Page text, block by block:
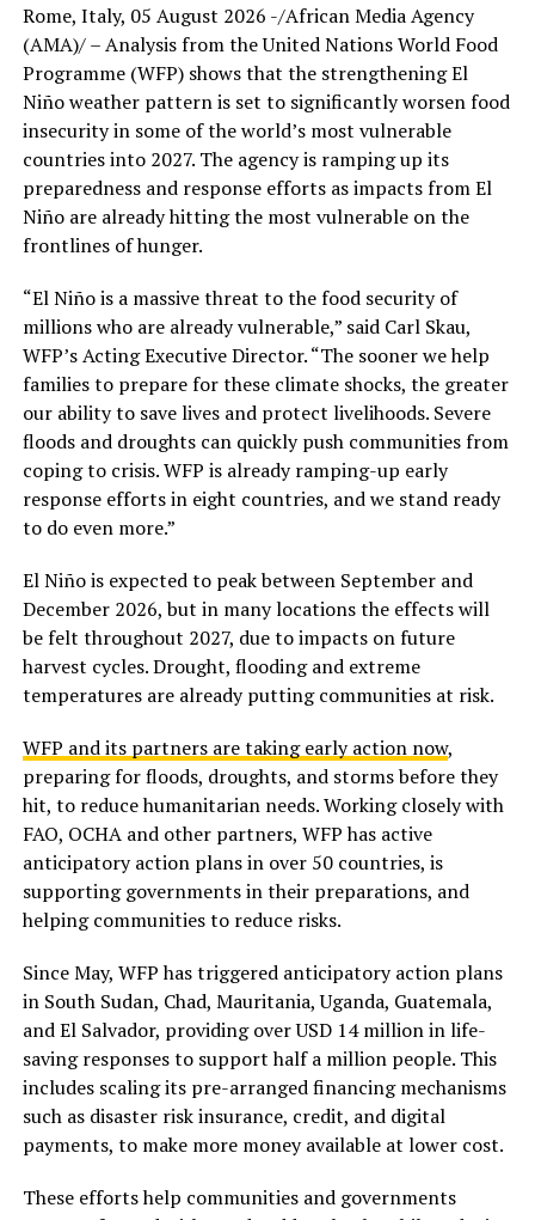
Rome, Italy, 05 August 2026 -/African Media Agency
(AMA)/ – Analysis from the United Nations World Food
Programme (WFP) shows that the strengthening El
Niño weather pattern is set to significantly worsen food
insecurity in some of the world’s most vulnerable
countries into 2027. The agency is ramping up its
preparedness and response efforts as impacts from El
Niño are already hitting the most vulnerable on the
frontlines of hunger.
“El Niño is a massive threat to the food security of
millions who are already vulnerable,” said Carl Skau,
WFP’s Acting Executive Director. “The sooner we help
families to prepare for these climate shocks, the greater
our ability to save lives and protect livelihoods. Severe
floods and droughts can quickly push communities from
coping to crisis. WFP is already ramping-up early
response efforts in eight countries, and we stand ready
to do even more.”
El Niño is expected to peak between September and
December 2026, but in many locations the effects will
be felt throughout 2027, due to impacts on future
harvest cycles. Drought, flooding and extreme
temperatures are already putting communities at risk.
WFP and its partners are taking early action now,
preparing for floods, droughts, and storms before they
hit, to reduce humanitarian needs. Working closely with
FAO, OCHA and other partners, WFP has active
anticipatory action plans in over 50 countries, is
supporting governments in their preparations, and
helping communities to reduce risks.
Since May, WFP has triggered anticipatory action plans
in South Sudan, Chad, Mauritania, Uganda, Guatemala,
and El Salvador, providing over USD 14 million in life-
saving responses to support half a million people. This
includes scaling its pre-arranged financing mechanisms
such as disaster risk insurance, credit, and digital
payments, to make more money available at lower cost.
These efforts help communities and governments